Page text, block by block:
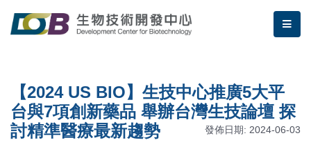
生物技術開發中心 | 【2024
【2024 US BIO】生技中心推廣5大平
台與7項創新藥品 舉辦台灣生技論壇 探
討精準醫療最新趨勢
發佈日期: 2024-06-03